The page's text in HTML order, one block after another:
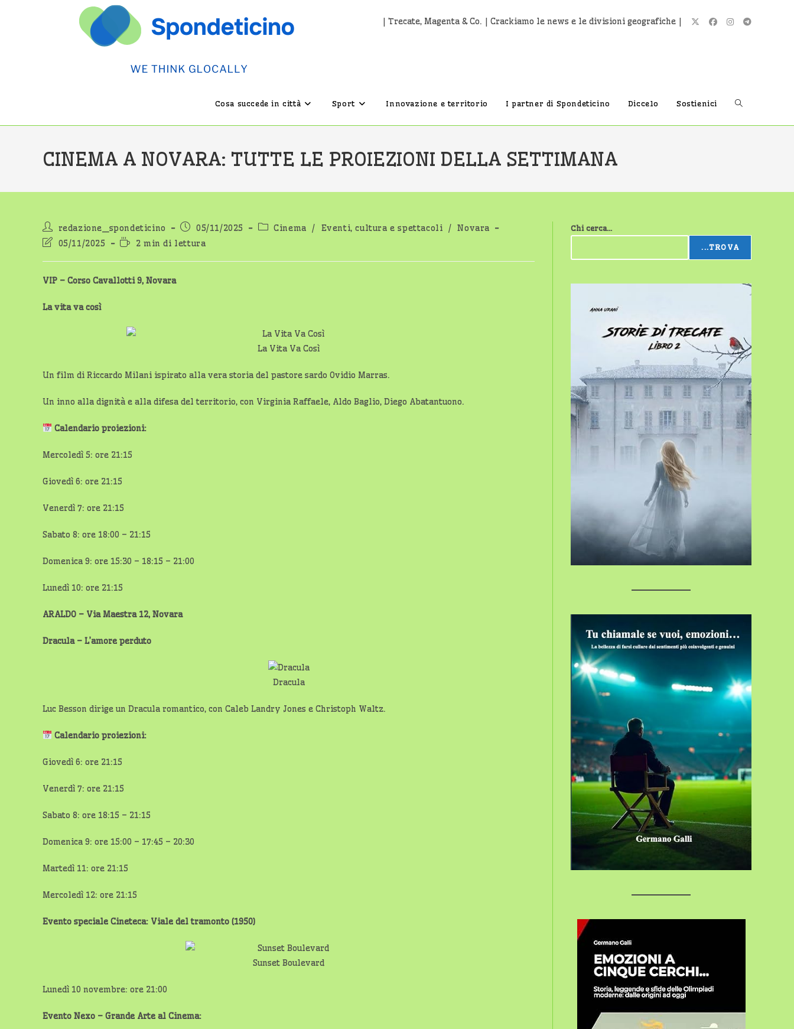
| Trecate, Magenta & Co. | Crackiamo le news e le divisioni geografiche |
Cosa succede in città Sport Innovazione e territorio I partner di Spondeticino Diccelo Sostienici Attiva/
ricerca
sul
CINEMA A NOVARA: TUTTE LE PROIEZIONI DELLA SETTIMANA
Autore
dell'articolo:
redazione_spondeticino
Articolo
05/11/2025
Categoria
Cinema / Eventi, cultura e spettacoli / Novara
Ultima
dell'articolo:
05/11/2025
Tempo
lettura:
2 min di lettura
VIP – Corso Cavallotti 9, Novara
La vita va così
La Vita Va Così
Un film di Riccardo Milani ispirato alla vera storia del pastore sardo Ovidio Marras.
Un inno alla dignità e alla difesa del territorio, con Virginia Raffaele, Aldo Baglio, Diego Abatantuono.
Calendario proiezioni:
Mercoledì 5: ore 21:15
Giovedì 6: ore 21:15
Venerdì 7: ore 21:15
Sabato 8: ore 18:00 – 21:15
Domenica 9: ore 15:30 – 18:15 – 21:00
Lunedì 10: ore 21:15
ARALDO – Via Maestra 12, Novara
Dracula – L’amore perduto
Dracula
Luc Besson dirige un Dracula romantico, con Caleb Landry Jones e Christoph Waltz.
Calendario proiezioni:
Giovedì 6: ore 21:15
Venerdì 7: ore 21:15
Sabato 8: ore 18:15 – 21:15
Domenica 9: ore 15:00 – 17:45 – 20:30
Martedì 11: ore 21:15
Mercoledì 12: ore 21:15
Evento speciale Cineteca: Viale del tramonto (1950)
Sunset Boulevard
Lunedì 10 novembre: ore 21:00
Evento Nexo – Grande Arte al Cinema:
Chi cerca...
...TROVA